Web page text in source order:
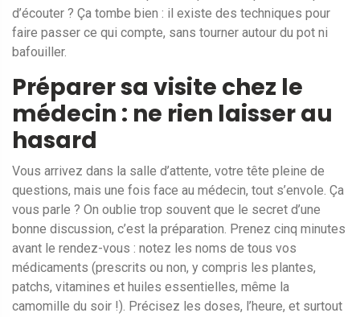
d’écouter ? Ça tombe bien : il existe des techniques pour
faire passer ce qui compte, sans tourner autour du pot ni
bafouiller.
Préparer sa visite chez le
médecin : ne rien laisser au
hasard
Vous arrivez dans la salle d’attente, votre tête pleine de
questions, mais une fois face au médecin, tout s’envole. Ça
vous parle ? On oublie trop souvent que le secret d’une
bonne discussion, c’est la préparation. Prenez cinq minutes
avant le rendez-vous : notez les noms de tous vos
médicaments (prescrits ou non, y compris les plantes,
patchs, vitamines et huiles essentielles, même la
camomille du soir !). Précisez les doses, l’heure, et surtout